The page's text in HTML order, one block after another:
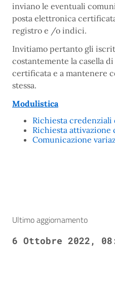
inviano le eventuali
posta elettronica
registro e /o indici.
Invitiamo pertanto gli
costantemente la casella
certificata e a mantenere
stessa.
Modulistica
Richiesta credenziali
Richiesta attivazione
Comunicazione
Ultimo aggiornamento
6 Ottobre 2022,